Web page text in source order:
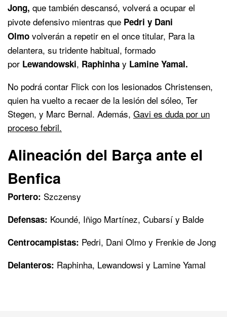
Jong, que también descansó, volverá a ocupar el
pivote defensivo mientras que Pedri y Dani
Olmo volverán a repetir en el once titular, Para la
delantera, su tridente habitual, formado
por Lewandowski, Raphinha y Lamine Yamal.
No podrá contar Flick con los lesionados Christensen,
quien ha vuelto a recaer de la lesión del sóleo, Ter
Stegen, y Marc Bernal. Además, Gavi es duda por un
proceso febril.
Alineación del Barça ante el
Benfica
Portero: Szczensy
Defensas: Koundé, Iñigo Martínez, Cubarsí y Balde
Centrocampistas: Pedri, Dani Olmo y Frenkie de Jong
Delanteros: Raphinha, Lewandowsi y Lamine Yamal